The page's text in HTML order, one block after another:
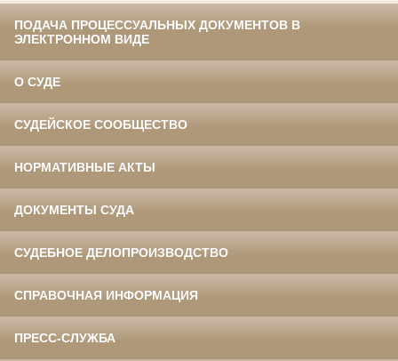
ПОДАЧА ПРОЦЕССУАЛЬНЫХ ДОКУМЕНТОВ В
ЭЛЕКТРОННОМ ВИДЕ
О СУДЕ
СУДЕЙСКОЕ СООБЩЕСТВО
НОРМАТИВНЫЕ АКТЫ
ДОКУМЕНТЫ СУДА
СУДЕБНОЕ ДЕЛОПРОИЗВОДСТВО
СПРАВОЧНАЯ ИНФОРМАЦИЯ
ПРЕСС-СЛУЖБА